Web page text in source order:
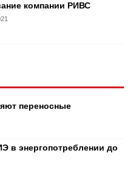
компании РИВС
переносные
в энергопотреблении до